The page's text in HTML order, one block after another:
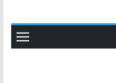
content